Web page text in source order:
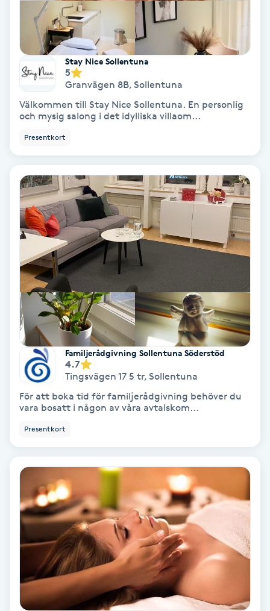
Hudvård
Hyaluronsyra
Hyperhidros
Hypnos
Hårborttagning
Hårbottenbehandling
Hårförlängning
Hårvård
Hälsa
Hälsprickor
Idrottsmassage
IPL
IR-massage
Japansk massage
Katun fransar
Stay Nice Sollentuna
5
Granvägen 8B, Sollentuna
Välkommen till Stay Nice Sollentuna. En personlig
och mysig salong i det idylliska villaom...
Presentkort
Familjerådgivning Sollentuna Söderstöd
4.7
Tingsvägen 17 5 tr, Sollentuna
För att boka tid för familjerådgivning behöver du
vara bosatt i någon av våra avtalskom...
Presentkort